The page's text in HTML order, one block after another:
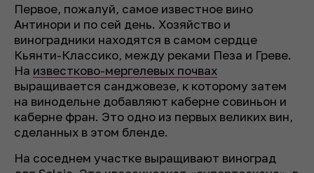
Первое, пожалуй, самое известное вино
Антинори и по сей день. Хозяйство и
виноградники находятся в самом сердце
Кьянти-Классико, между реками Пеза и Греве.
На известково-мергелевых почвах
выращивается санджовезе, к которому затем
на винодельне добавляют каберне совиньон и
каберне фран. Это одно из первых великих вин,
сделанных в этом бленде.
На соседнем участке выращивают виноград